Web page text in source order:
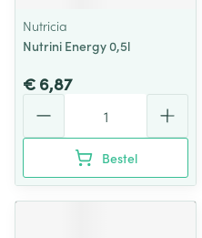
Nutricia
Nutrini Energy 0,5l
€ 6,87
Bestel